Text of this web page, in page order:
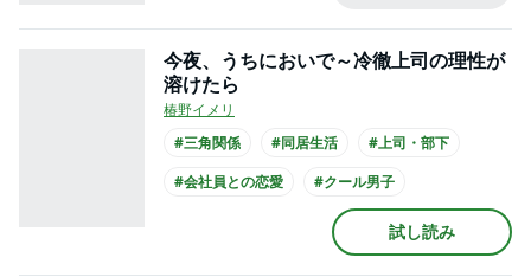
今夜、うちにおいで～冷徹上司の理性が
溶けたら
椿野イメリ
#三角関係
#同居生活
#上司・部下
#会社員との恋愛
#クール男子
#黒髪男子 #スーツ
試し読み